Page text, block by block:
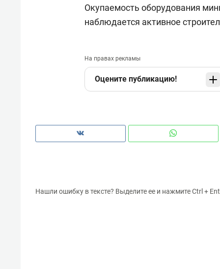
Окупаемость оборудования
наблюдается активное
На правах рекламы
Оцените публикацию!
Нашли ошибку в тексте? Выделите ее и нажмите Ctrl +